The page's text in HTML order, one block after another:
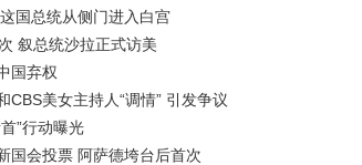
国总统从侧门进入白宫
叙总统沙拉正式访美
国弃权
CBS美女主持人“调情” 引发争议
”行动曝光
国会投票 阿萨德垮台后首次